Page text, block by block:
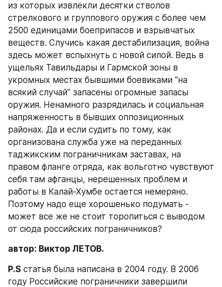
из которых извлекли десятки стволов
стрелкового и группового оружия с более чем
2500 единицами боеприпасов и взрывчатых
веществ. Случись какая дестабилизация, война
здесь может вспыхнуть с новой силой. Ведь в
ущельях Тавильдары и Гармской зоны в
укромных местах бывшими боевиками "на
всякий случай" запасены огромные запасы
оружия. Ненамного разрядилась и социальная
напряженность в бывших оппозиционных
районах. Да и если судить по тому, как
организована служба уже на переданных
таджикским пограничникам заставах, на
правом фланге отряда, как вольготно чувствуют
себя там афганцы, нерешенных проблем и
работы в Калай-Хумбе остается немеряно.
Поэтому надо еще хорошенько подумать -
может все же не стоит торопиться с выводом
от сюда российских пограничников?
автор: Виктор ЛЕТОВ.
P.S статья была написана в 2004 году. В 2006
году Российские пограничники завершили